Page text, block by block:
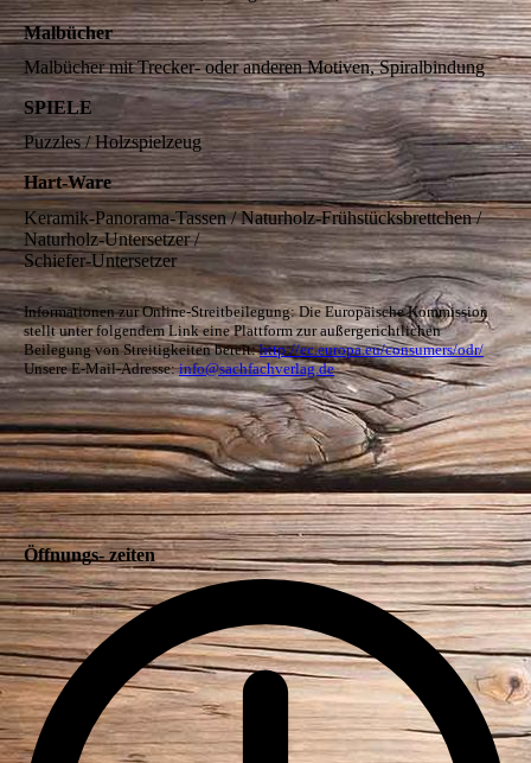
Malbücher
Malbücher mit Trecker- oder anderen Motiven, Spiralbindung
SPIELE
Puzzles / Holzspielzeug
Hart-Ware
Keramik-Panorama-Tassen / Naturholz-Frühstücksbrettchen /
Naturholz-Untersetzer /
Schiefer-Untersetzer
Informationen zur Online-Streitbeilegung: Die Europäische Kommission
stellt unter folgendem Link eine Plattform zur außergerichtlichen
Beilegung von Streitigkeiten bereit:http://ec.europa.eu/consumers/odr/
Unsere E-Mail-Adresse:info@sachfachverlag.de
Öffnungs- zeiten